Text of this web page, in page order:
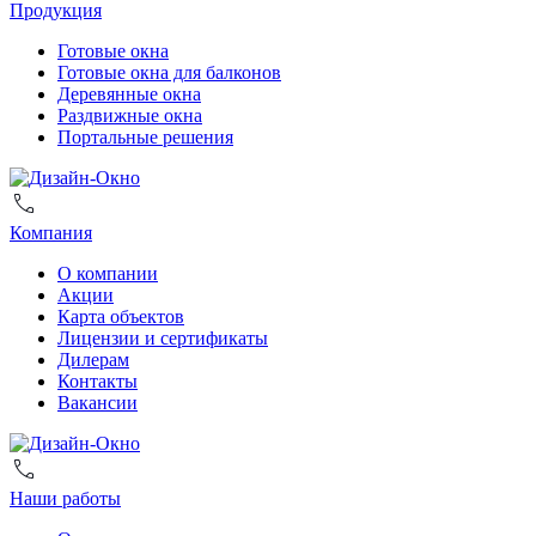
Продукция
Готовые окна
Готовые окна для балконов
Деревянные окна
Раздвижные окна
Портальные решения
Компания
О компании
Акции
Карта объектов
Лицензии и сертификаты
Дилерам
Контакты
Вакансии
Наши работы